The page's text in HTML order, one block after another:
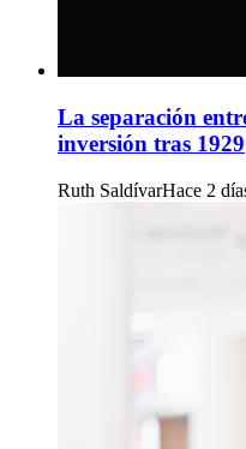
La separación
inversión tras 1929
Ruth SaldívarHace 2